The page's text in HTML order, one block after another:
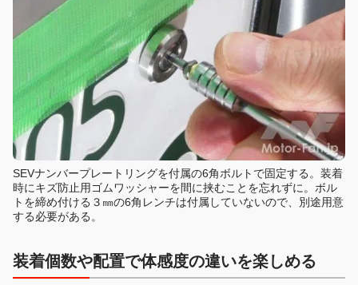
SEVナンバープレートリングを付属の6角ボルトで固定する。装着
時にキズ防止用ゴムワッシャーを間に挟むことを忘れずに。ボル
トを締め付ける３㎜の6角レンチは付属していないので、別途用意
する必要がある。
装着個数や配置で体感度の違いを楽しめる